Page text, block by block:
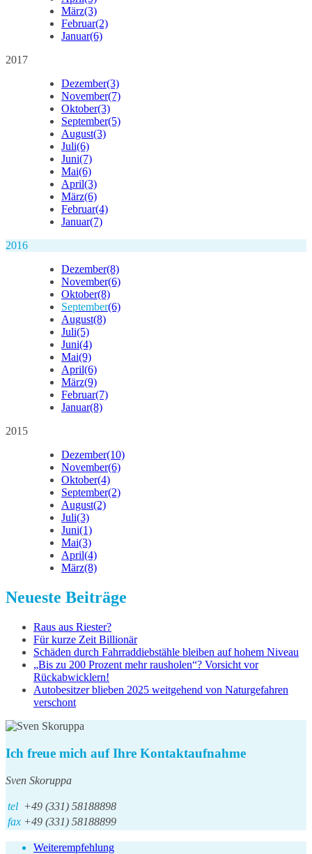
März(3)
Februar(2)
Januar(6)
2017
Dezember(3)
November(7)
Oktober(3)
September(5)
August(3)
Juli(6)
Juni(7)
Mai(6)
April(3)
März(6)
Februar(4)
Januar(7)
2016
Dezember(8)
November(6)
Oktober(8)
September(6)
August(8)
Juli(5)
Juni(4)
Mai(9)
April(6)
März(9)
Februar(7)
Januar(8)
2015
Dezember(10)
November(6)
Oktober(4)
September(2)
August(2)
Juli(3)
Juni(1)
Mai(3)
April(4)
März(8)
Neueste Beiträge
Raus aus Riester?
Für kurze Zeit Billionär
Schäden durch Fahrraddiebstähle bleiben auf hohem Niveau
„Bis zu 200 Prozent mehr rausholen“? Vorsicht vor
Rückabwicklern!
Autobesitzer blieben 2025 weitgehend von Naturgefahren
verschont
Ich freue mich auf Ihre Kontaktaufnahme
Sven Skoruppa
tel +49 (331) 58188898
fax +49 (331) 58188899
Weiterempfehlung